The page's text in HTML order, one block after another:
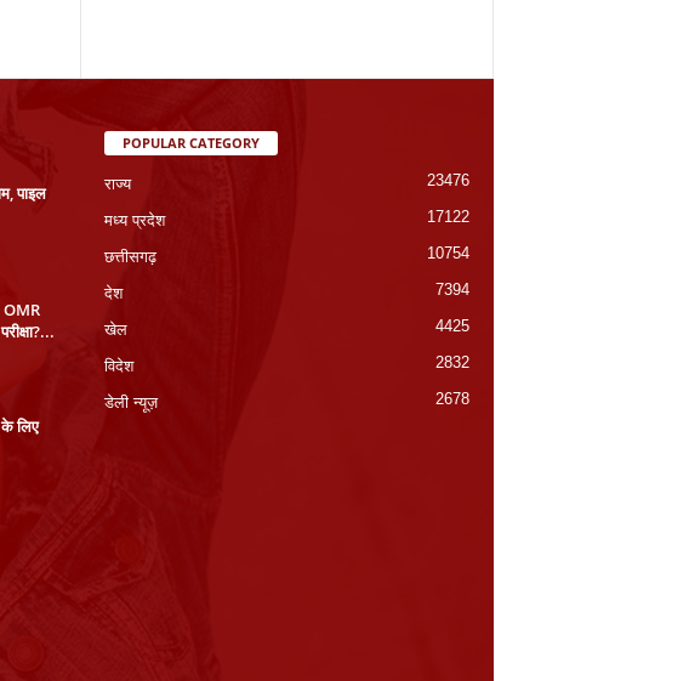
पाइल
के लिए
POPULAR CATEGORY
राज्य 23476
मध्य प्रदेश 17122
छत्तीसगढ़ 10754
देश 7394
खेल 4425
विदेश 2832
डेली न्यूज़ 2678